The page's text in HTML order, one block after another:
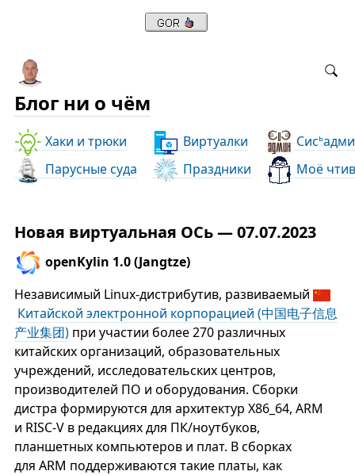
Блог ни о чём
Хаки и трюки Виртуалки Сись
Парусные суда
Праздники Моё
Новая виртуальная ОСь — 07.07.2023
openKylin 1.0 (Jangtze)
Независимый Linux-дистрибутив, развиваемый
Китайской электронной корпорацией (中国电子信息
产业集团)при участии более 270 различных
китайских организаций, образовательных
учреждений, исследовательских центров,
производителей ПО и оборудования. Сборки
дистра формируются для архитектур X86_64, ARM
и RISC-V в редакциях для ПК/ноутбуков,
планшетных компьютеров и плат. В сборках
для ARM поддерживаются такие платы, как